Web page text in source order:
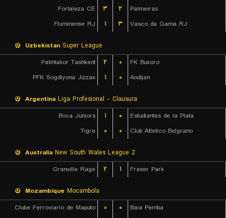
Fortaleza CE
۳ ۲
Palmeiras
Fluminense RJ
۱ ۳ Vasco da Gama RJ
Uzbekistan Super League
Pakhtakor Tashkent
۲ ۰
FK Buxoro
PFK Sogdiyona Jizzax
۱ ۰ Andijan
Argentina Liga Profesional - Clausura
Boca Juniors
۱ ۰
Estudiantes de la Plata
Tigre
۰ ۰ Club Atletico Belgrano
Australia New South Wales League 2
Granville Rage
۲ ۱ Fraser Park
Mozambique Mocambola
Clube Ferroviario de Maputo
۰ ۰
Baia Pemba